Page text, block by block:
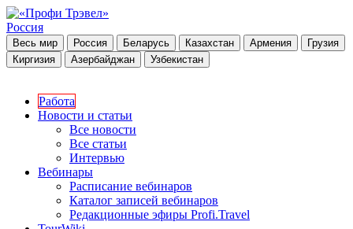
Россия
Весь мир Россия Беларусь Казахстан Армения
Грузия
Киргизия
Азербайджан Узбекистан
Работа
Новости и статьи
Все новости
Все статьи
Интервью
Вебинары
Расписание вебинаров
Каталог записей вебинаров
Редакционные эфиры Profi.Travel